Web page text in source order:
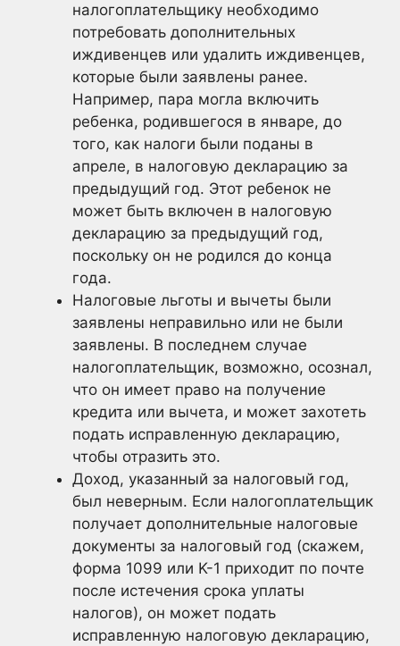
налогоплательщику необходимо
потребовать дополнительных
иждивенцев или удалить иждивенцев,
которые были заявлены ранее.
Например, пара могла включить
ребенка, родившегося в январе, до
того, как налоги были поданы в
апреле, в налоговую декларацию за
предыдущий год. Этот ребенок не
может быть включен в налоговую
декларацию за предыдущий год,
поскольку он не родился до конца
года.
Налоговые льготы и вычеты были
заявлены неправильно или не были
заявлены. В последнем случае
налогоплательщик, возможно, осознал,
что он имеет право на получение
кредита или вычета, и может захотеть
подать исправленную декларацию,
чтобы отразить это.
Доход, указанный за налоговый год,
был неверным. Если налогоплательщик
получает дополнительные налоговые
документы за налоговый год (скажем,
форма 1099 или K-1 приходит по почте
после истечения срока уплаты
налогов), он может подать
исправленную налоговую декларацию,